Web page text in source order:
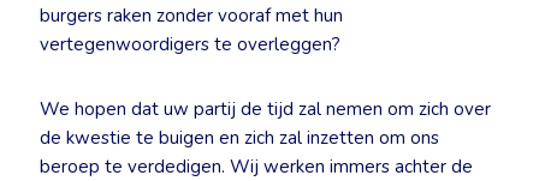
burgers raken zonder vooraf met hun
vertegenwoordigers te overleggen?
We hopen dat uw partij de tijd zal nemen om zich over
de kwestie te buigen en zich zal inzetten om ons
beroep te verdedigen. Wij werken immers achter de